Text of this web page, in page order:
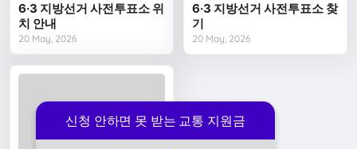
신청 안하면 못 받는 교통 지원금
6·3 지방선거 사전투표소 위
치 안내
20 May, 2026
6·3 지방선거 사전투표소 찾
기
20 May, 2026